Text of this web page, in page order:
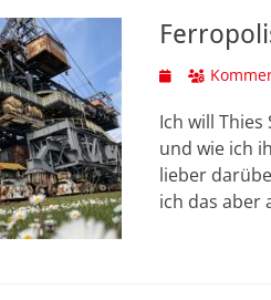
Veröffentlicht
Ich will
und wie ich
lieber
ich das aber